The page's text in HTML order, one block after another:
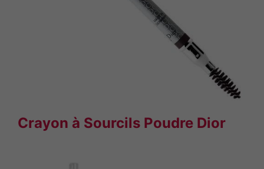
Crayon à Sourcils Poudre Dior